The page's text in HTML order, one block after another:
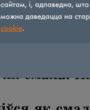
сайтам, і, адпаведна,
можна даведацца на
cookie.